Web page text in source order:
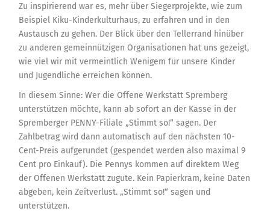
Zu inspirierend war es, mehr über Siegerprojekte, wie zum
Beispiel Kiku-Kinderkulturhaus, zu erfahren und in den
Austausch zu gehen. Der Blick über den Tellerrand hinüber
zu anderen gemeinnützigen Organisationen hat uns gezeigt,
wie viel wir mit vermeintlich Wenigem für unsere Kinder
und Jugendliche erreichen können.
In diesem Sinne: Wer die Offene Werkstatt Spremberg
unterstützen möchte, kann ab sofort an der Kasse in der
Spremberger PENNY-Filiale „Stimmt so!“ sagen. Der
Zahlbetrag wird dann automatisch auf den nächsten 10-
Cent-Preis aufgerundet (gespendet werden also maximal 9
Cent pro Einkauf). Die Pennys kommen auf direktem Weg
der Offenen Werkstatt zugute. Kein Papierkram, keine Daten
abgeben, kein Zeitverlust. „Stimmt so!“ sagen und
unterstützen.